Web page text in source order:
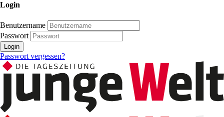
Login
Benutzername
Passwort
Login
Passwort vergessen?